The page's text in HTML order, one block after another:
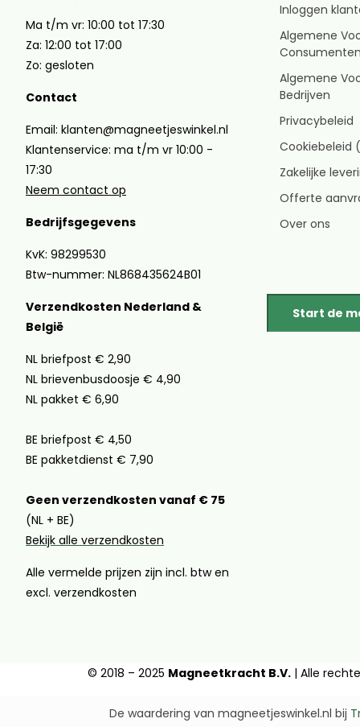
Ma t/m vr: 10:00 tot 17:30
Za: 12:00 tot 17:00
Zo: gesloten
Contact
Email: klanten@magneetjeswinkel.nl
Klantenservice: ma t/m vr 10:00 -
17:30
Neem contact op
Bedrijfsgegevens
KvK: 98299530
Btw-nummer: NL868435624B01
Verzendkosten Nederland &
België
NL briefpost € 2,90
NL brievenbusdoosje € 4,90
NL pakket € 6,90
BE briefpost € 4,50
BE pakketdienst € 7,90
Geen verzendkosten vanaf € 75
(NL + BE)
Bekijk alle verzendkosten
Alle vermelde prijzen zijn incl. btw en
excl. verzendkosten
Inloggen
Algemene
Algemene
Bedrijven
Privacybeleid
Cookiebeleid
Zakelijke
Offerte
Over ons
Start de
© 2018 – 2025 Magneetkracht B.V. | Alle
De waardering van magneetjeswinkel.nl bij